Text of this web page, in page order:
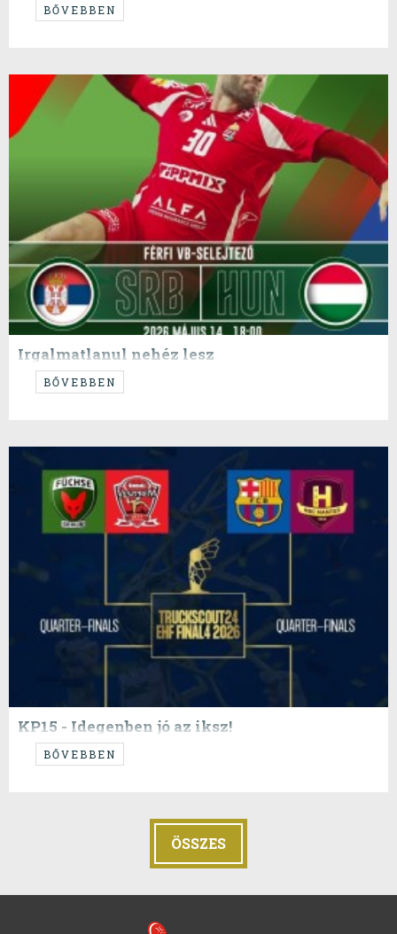
...Mahatma Gandhi...
BŐVEBBEN
Irgalmatlanul nehéz lesz
...de képesek vagyunk rá!
BŐVEBBEN
KP15 - Idegenben jó az iksz!
...ez a cím szokott működni!
BŐVEBBEN
ÖSSZES